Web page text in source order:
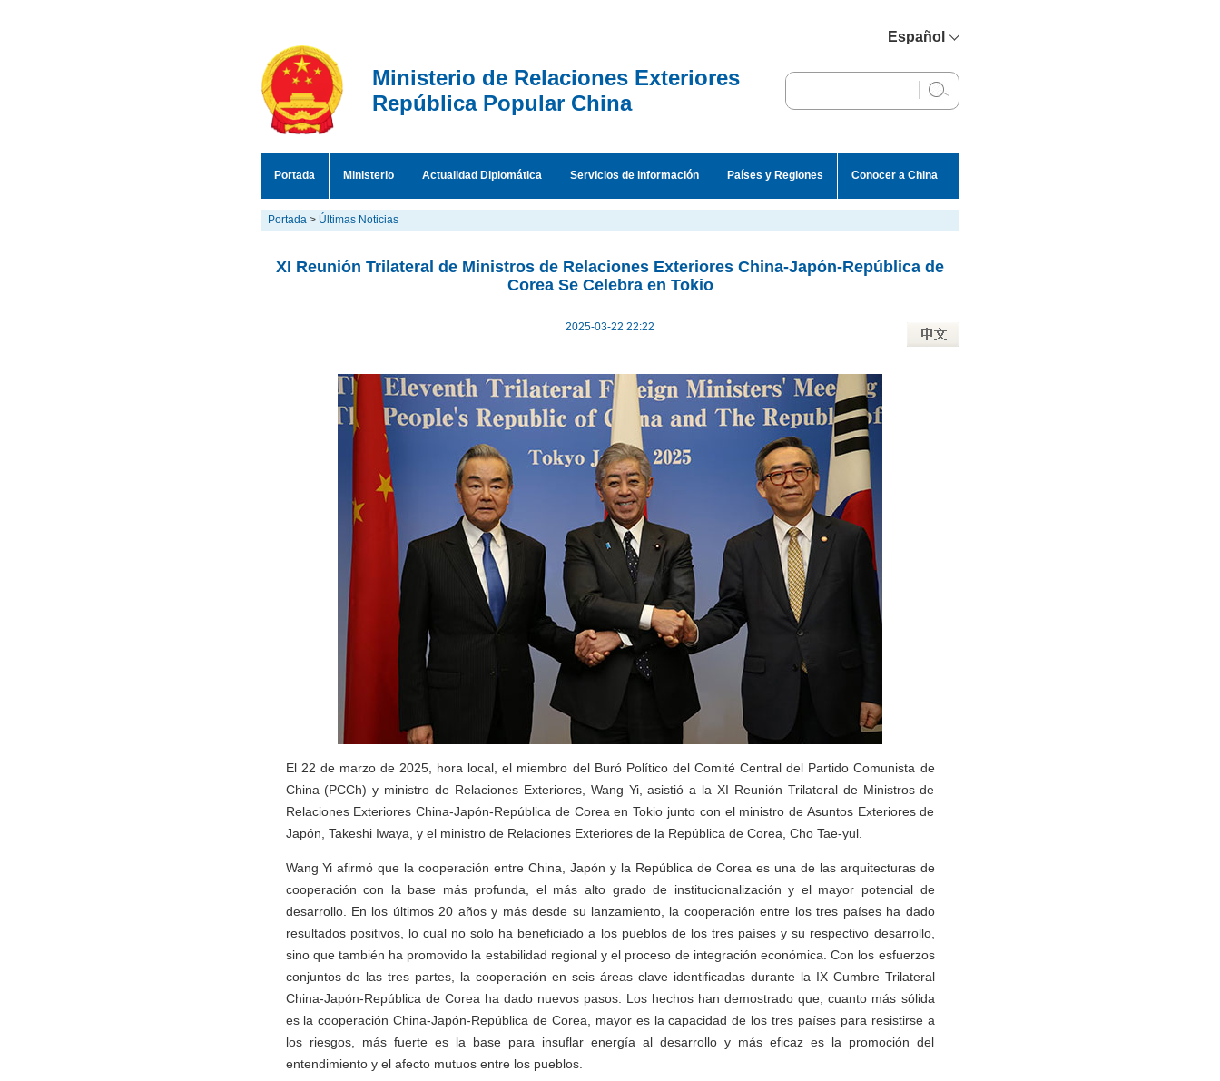
Español
English
Ministerio de Relaciones Exteriores
República Popular China
Portada Ministerio Actualidad Diplomática Servicios de información Países y Regiones Conocer a China
Portada > Últimas Noticias
XI Reunión Trilateral de Ministros de Relaciones Exteriores China-Japón-República de
Corea Se Celebra en Tokio
2025-03-22 22:22
El 22 de marzo de 2025, hora local, el miembro del Buró Político del Comité Central del Partido Comunista de
China (PCCh) y ministro de Relaciones Exteriores, Wang Yi, asistió a la XI Reunión Trilateral de Ministros de
Relaciones Exteriores China-Japón-República de Corea en Tokio junto con el ministro de Asuntos Exteriores de
Japón, Takeshi Iwaya, y el ministro de Relaciones Exteriores de la República de Corea, Cho Tae-yul.
Wang Yi afirmó que la cooperación entre China, Japón y la República de Corea es una de las arquitecturas de
cooperación con la base más profunda, el más alto grado de institucionalización y el mayor potencial de
desarrollo. En los últimos 20 años y más desde su lanzamiento, la cooperación entre los tres países ha dado
resultados positivos, lo cual no solo ha beneficiado a los pueblos de los tres países y su respectivo desarrollo,
sino que también ha promovido la estabilidad regional y el proceso de integración económica. Con los esfuerzos
conjuntos de las tres partes, la cooperación en seis áreas clave identificadas durante la IX Cumbre Trilateral
China-Japón-República de Corea ha dado nuevos pasos. Los hechos han demostrado que, cuanto más sólida
es la cooperación China-Japón-República de Corea, mayor es la capacidad de los tres países para resistirse a
los riesgos, más fuerte es la base para insuflar energía al desarrollo y más eficaz es la promoción del
entendimiento y el afecto mutuos entre los pueblos.